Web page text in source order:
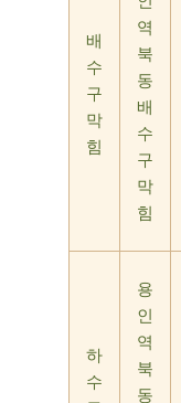
배
수
구
막
힘
역
북
동
배
수
구
막
힘
하
수
용
인
역
북
동